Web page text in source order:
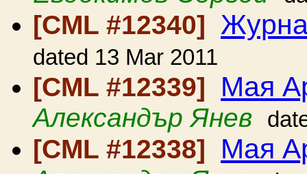
[CML #12340]
dated 13 Mar 2011
[CML #12339] Мая
Александър Янев
[CML #12338] Мая